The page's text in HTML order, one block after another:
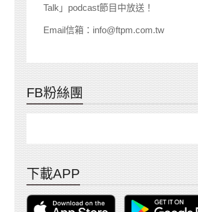
Talk」podcast節目中放送！
Email信箱：info@ftpm.com.tw
FB粉絲團
下載APP